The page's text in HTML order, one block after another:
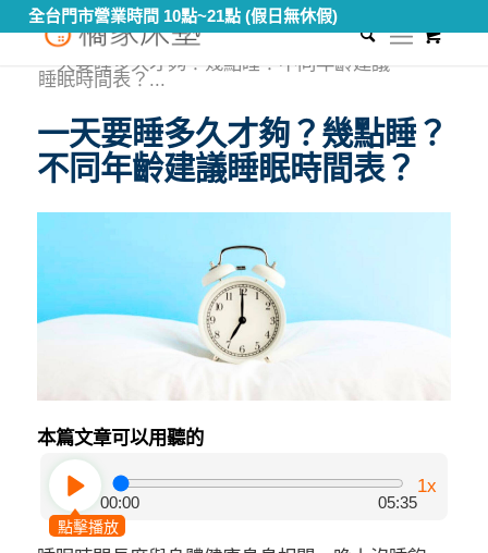
全台門市營業時間 10點~21點 (假日無休假)
您現在的位置： 首頁 /知識專區 /
健康睡眠教室 /
一天要睡多久才夠？幾點睡？不同年齡建議
睡眠時間表？...
一天要睡多久才夠？幾點睡？
不同年齡建議睡眠時間表？
本篇文章可以用聽的
點擊播放
00:00 05:35
1x